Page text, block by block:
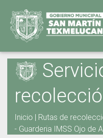
Inicio | Rutas de
- Guarderia IMSS Ojo de